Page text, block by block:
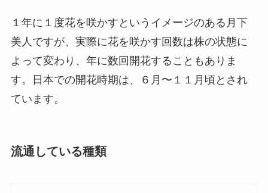
１年に１度花を咲かすというイメージのある月下
美人ですが、実際に花を咲かす回数は株の状態に
よって変わり、年に数回開花することもありま
す。
日本での開花時期は、６月〜１１月頃とされ
ています。
流通している種類